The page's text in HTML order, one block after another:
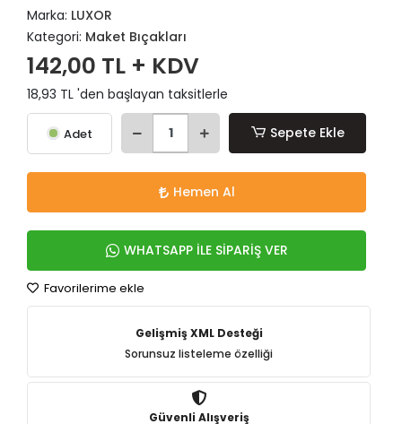
Marka: LUXOR
Kategori: Maket Bıçakları
142,00 TL + KDV
18,93 TL 'den başlayan taksitlerle
Adet Sepete Ekle
Hemen Al
WHATSAPP İLE SİPARİŞ VER
Favorilerime ekle
Gelişmiş XML Desteği
Sorunsuz listeleme özelliği
Güvenli Alışveriş